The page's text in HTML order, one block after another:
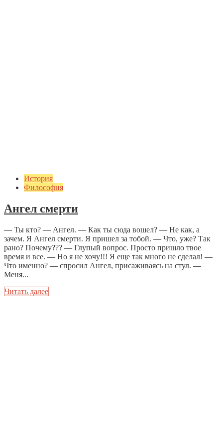
История
Философия
Ангел смерти
— Ты кто? — Ангел. — Как ты сюда вошел? — Не как, а
зачем. Я Ангел смерти. Я пришел за тобой. — Что, уже? Так
рано? Почему??? — Глупый вопрос. Просто пришло твое
время и все. — Но я не хочу!!! Я еще так много не сделал! —
Что именно? — спросил Ангел, присаживаясь на стул. —
Меня...
Читать далее